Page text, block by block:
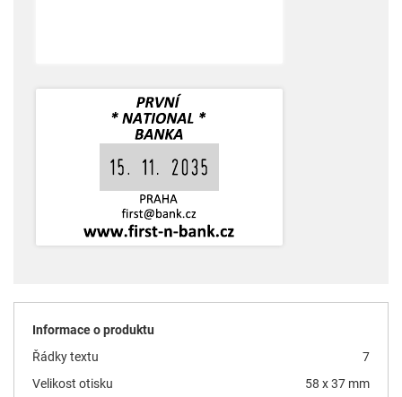
Informace o produktu
Řádky textu
7
Velikost otisku
58 x 37 mm